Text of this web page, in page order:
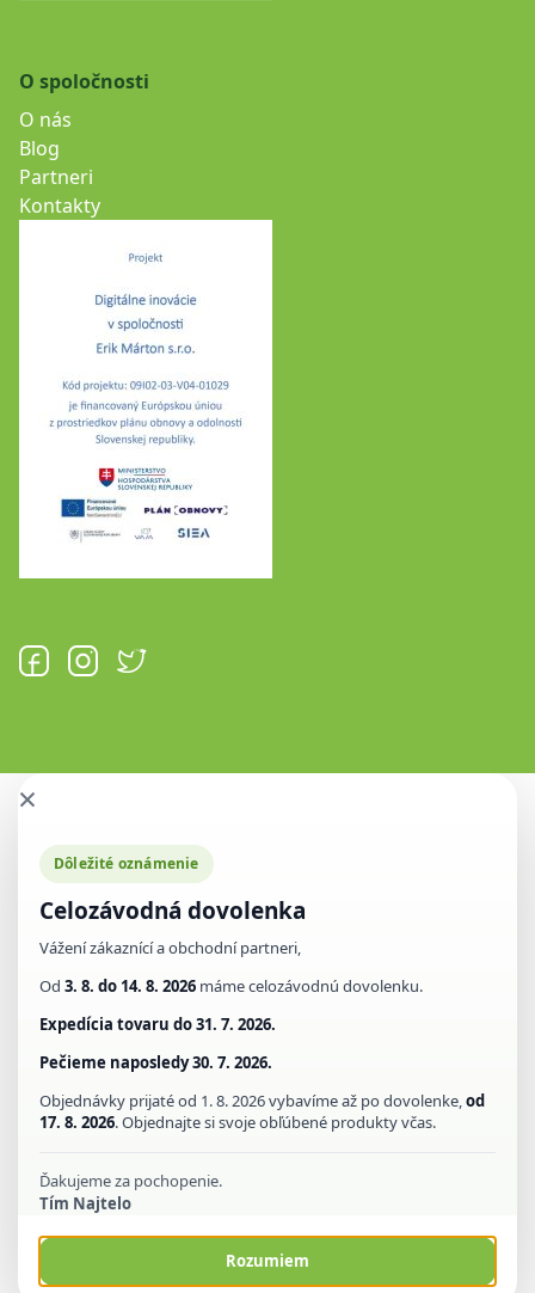
O spoločnosti
O nás
Blog
Partneri
Kontakty
×
Dôležité oznámenie
Celozávodná dovolenka
Vážení zákaznící a obchodní partneri,
Od 3. 8. do 14. 8. 2026 máme celozávodnú dovolenku.
Expedícia tovaru do31. 7. 2026.
Pečieme naposledy30. 7. 2026.
Objednávky prijaté od 1. 8. 2026 vybavíme až po dovolenke, od
17. 8. 2026. Objednajte si svoje obľúbené produkty včas.
Ďakujeme za pochopenie.
Tím Najtelo
Rozumiem